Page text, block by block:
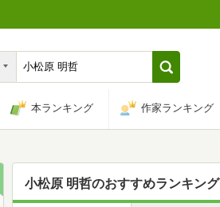
本ランキング 作家ランキング
小松原 明哲のおすすめランキング